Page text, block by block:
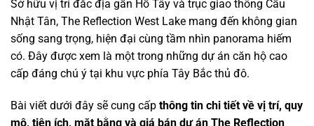
Sở hữu vị trí đắc địa gần Hồ Tây và trục giao thông Cầu
Nhật Tân, The Reflection West Lake mang đến không gian
sống sang trọng, hiện đại cùng tầm nhìn panorama hiếm
có. Đây được xem là một trong những dự án căn hộ cao
cấp đáng chú ý tại khu vực phía Tây Bắc thủ đô.
Bài viết dưới đây sẽ cung cấp thông tin chi tiết về vị trí, quy
mô, tiện ích, mặt bằng và giá bán dự án The Reflection